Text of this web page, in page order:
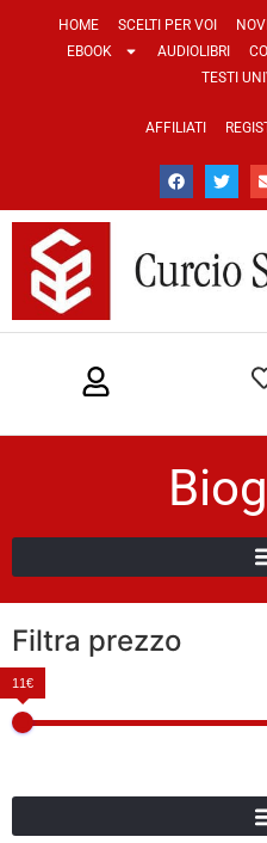
HOME SCELTI PER VOI
EBOOK
AUDIOLIBRI
TESTI
AFFILIATI
Filtra prezzo
11€